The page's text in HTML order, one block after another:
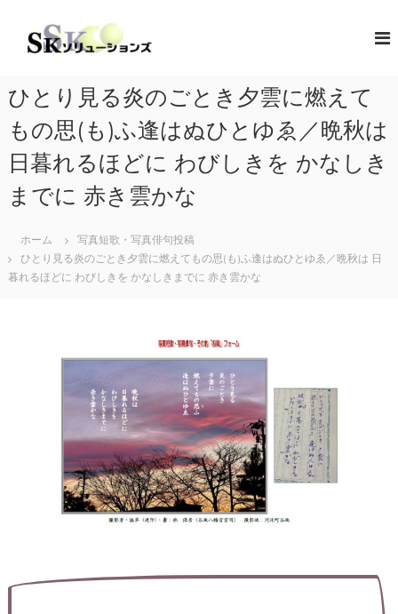
へ
プ
リ
ー
シ
ョ
ン
の
コ
セ
プ
タ
ー
（
リ
ー
シ
コ
ラ
ボ
レ
ー
タ
ー
）
を
め
ざ
し
ひとり見る炎のごとき夕雲に燃えて
もの思(も)ふ逢はぬひとゆゑ／晩秋は
日暮れるほどに わびしきを かなしき
までに 赤き雲かな
ホーム
写真短歌・写真俳句投稿
ひとり見る炎のごとき夕雲に燃えてもの思(も)ふ逢はぬひとゆゑ／晩秋は 日
暮れるほどに わびしきを かなしきまでに 赤き雲かな